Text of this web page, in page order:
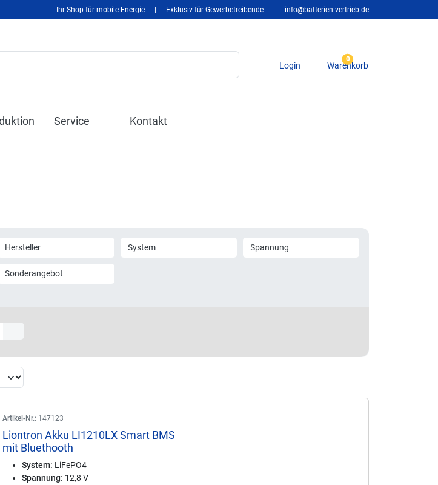
Ihr Shop für mobile Energie Exklusiv für Gewerbetreibende info@batterien-vertrieb.de
Login
0
Warenkorb
Service Kontakt
Hersteller System Spannung
Sonderangebot
Artikel-Nr.: 147123
Liontron Akku LI1210LX Smart BMS
mit Bluethooth
System: LiFePO4
Spannung: 12,8 V